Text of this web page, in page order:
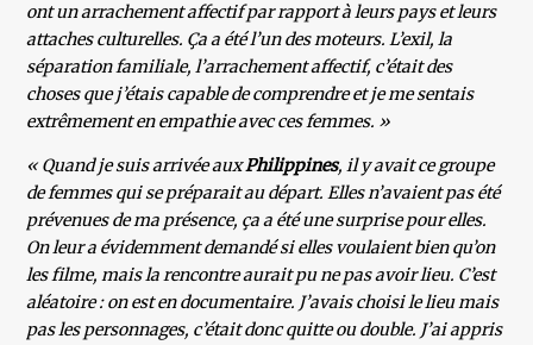
ont un arrachement affectif par rapport à leurs pays et leurs
attaches culturelles. Ça a été l’un des moteurs. L’exil, la
séparation familiale, l’arrachement affectif, c’était des
choses que j’étais capable de comprendre et je me sentais
extrêmement en empathie avec ces femmes. »
« Quand je suis arrivée auxPhilippines, il y avait ce groupe
de femmes qui se préparait au départ. Elles n’avaient pas été
prévenues de ma présence, ça a été une surprise pour elles.
On leur a évidemment demandé si elles voulaient bien qu’on
les filme, mais la rencontre aurait pu ne pas avoir lieu. C’est
aléatoire : on est en documentaire. J’avais choisi le lieu mais
pas les personnages, c’était donc quitte ou double. J’ai appris